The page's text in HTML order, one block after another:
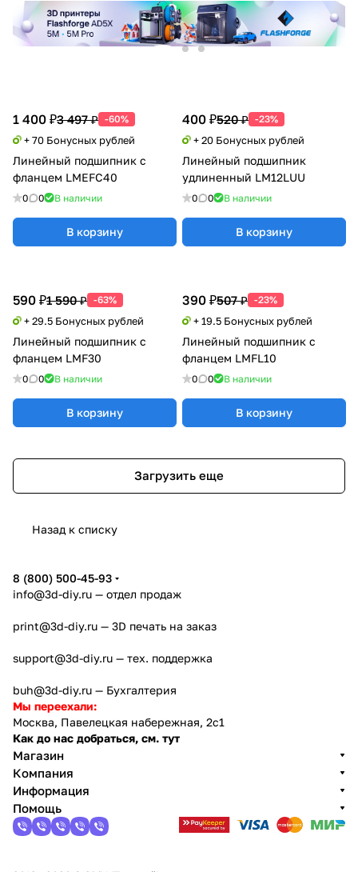
1 400 ₽3 497 ₽ -60%
+ 70 Бонусных рублей
Линейный подшипник с
фланцем LMEFC40
0 0 В наличии
В корзину
400 ₽520 ₽ -23%
+ 20 Бонусных рублей
Линейный подшипник
удлиненный LM12LUU
0 0 В наличии
В корзину
590 ₽1 590 ₽ -63%
+ 29.5 Бонусных рублей
Линейный подшипник с
фланцем LMF30
0 0 В наличии
В корзину
390 ₽507 ₽ -23%
+ 19.5 Бонусных рублей
Линейный подшипник с
фланцем LMFL10
0 0 В наличии
В корзину
Загрузить еще
Назад к списку
8 (800) 500-45-93
info@3d-diy.ru — отдел продаж
print@3d-diy.ru — 3D печать на заказ
support@3d-diy.ru — тех. поддержка
buh@3d-diy.ru — Бухгалтерия
Мы переехали:
Москва, Павелецкая набережная, 2с1
Как до нас добраться, см. тут
Магазин
Компания
Информация
Помощь